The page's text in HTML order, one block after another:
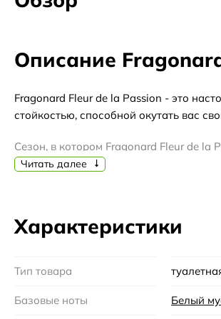
Описание
Fragonard Fleur de la Passion - это
стойкостью, способной окутать вас
Сезон, в котором Fragonard Fleur de la
спячки, а воздух наполняется
раскрывается букет из свежих
родиной французской парфюмерии.
созданное с любовью и страстью.
Читать далее
Характеристики
Тип товара
Базовые ноты Белый